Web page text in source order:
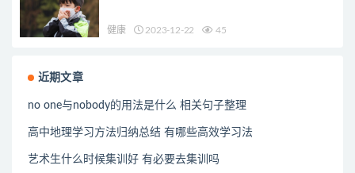
健康 2023-12-22 45
近期文章
no one与nobody的用法是什么 相关句子整理
高中地理学习方法归纳总结 有哪些高效学习法
艺术生什么时候集训好 有必要去集训吗